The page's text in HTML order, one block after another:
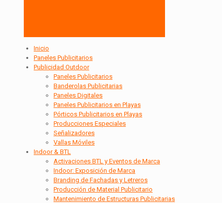
Inicio
Paneles Publicitarios
Publicidad Outdoor
Paneles Publicitarios
Banderolas Publicitarias
Paneles Digitales
Paneles Publicitarios en Playas
Pórticos Publicitarios en Playas
Producciones Especiales
Señalizadores
Vallas Móviles
Indoor & BTL
Activaciones BTL y Eventos de Marca
Indoor: Exposición de Marca
Branding de Fachadas y Letreros
Producción de Material Publicitario
Mantenimiento de Estructuras Publicitarias